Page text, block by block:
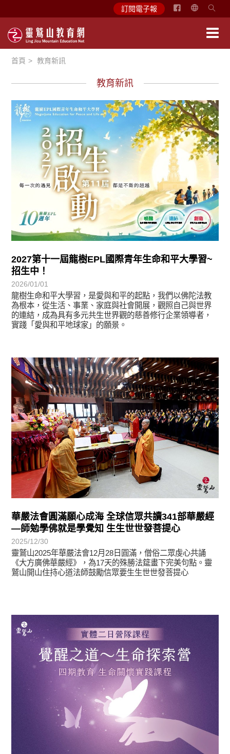
訂閱電子報
简
首頁 教育新訊
教育新訊
2027第十一屆龍樹EPL國際青年生命和平大學習~
招生中！
2026/01/01
龍樹生命和平大學習，是愛與和平的起點，我們以佛陀法教
為根本，從生活、事業、家庭與社會開展，觀照自己與世界
的連結，成為具有多元共生世界觀的慈善修行企業領導者，
實踐「愛與和平地球家」的願景。
最新消息
華嚴法會圓滿願心成海 全球信眾共讀341部華嚴經
—師勉學佛就是學覺知 生生世世發菩提心
2025/12/30
靈鷲山2025年華嚴法會12月28日圓滿，僧俗二眾虔心共誦
《大方廣佛華嚴經》，為17天的殊勝法筵畫下完美句點。靈
鷲山開山住持心道法師鼓勵信眾要生生世世發菩提心
學習分享